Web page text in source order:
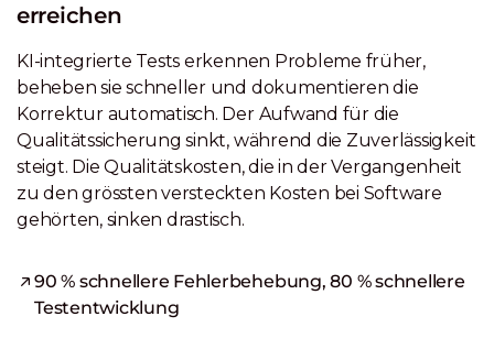
erreichen
KI-integrierte Tests erkennen Probleme früher,
beheben sie schneller und dokumentieren die
Korrektur automatisch. Der Aufwand für die
Qualitätssicherung sinkt, während die Zuverlässigkeit
steigt. Die Qualitätskosten, die in der Vergangenheit
zu den grössten versteckten Kosten bei Software
gehörten, sinken drastisch.
90 % schnellere Fehlerbehebung, 80 % schnellere
Testentwicklung